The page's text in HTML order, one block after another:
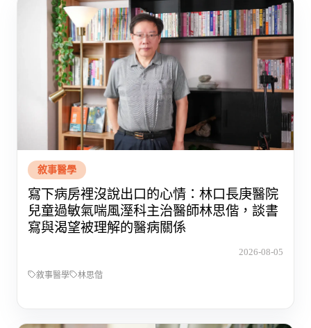
敘事醫學
寫下病房裡沒說出口的心情：林口長庚醫院
兒童過敏氣喘風溼科主治醫師林思偕，談書
寫與渴望被理解的醫病關係
2026-08-05
敘事醫學 林思偕